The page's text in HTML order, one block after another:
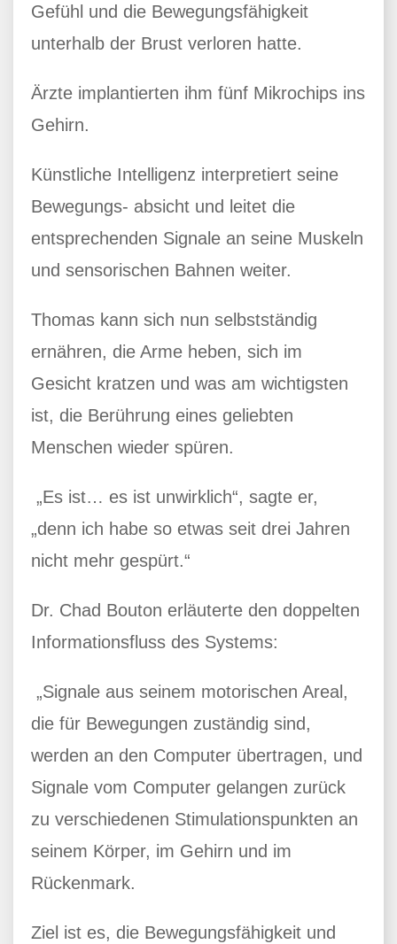
Gefühl und die Bewegungsfähigkeit
unterhalb der Brust verloren hatte.
Ärzte implantierten ihm fünf Mikrochips ins
Gehirn.
Künstliche Intelligenz interpretiert seine
Bewegungs- absicht und leitet die
entsprechenden Signale an seine Muskeln
und sensorischen Bahnen weiter.
Thomas kann sich nun selbstständig
ernähren, die Arme heben, sich im
Gesicht kratzen und was am wichtigsten
ist, die Berührung eines geliebten
Menschen wieder spüren.
„Es ist… es ist unwirklich“, sagte er,
„denn ich habe so etwas seit drei Jahren
nicht mehr gespürt.“
Dr. Chad Bouton erläuterte den doppelten
Informationsfluss des Systems:
„Signale aus seinem motorischen Areal,
die für Bewegungen zuständig sind,
werden an den Computer übertragen, und
Signale vom Computer gelangen zurück
zu verschiedenen Stimulationspunkten an
seinem Körper, im Gehirn und im
Rückenmark.
Ziel ist es, die Bewegungsfähigkeit und